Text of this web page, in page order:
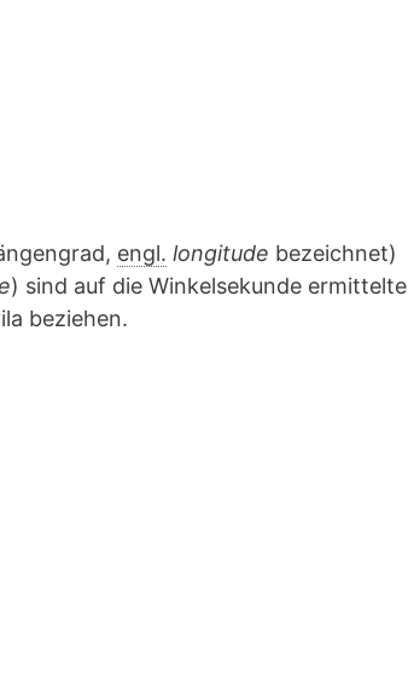
engl. longitude bezeichnet)
) sind auf die Winkelsekunde ermittelte
beziehen.